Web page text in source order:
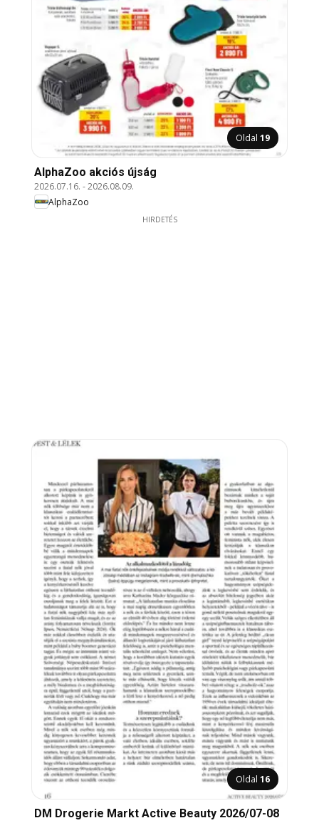
Oldal 19
AlphaZoo akciós újság
2026.07.16. -2026.08.09.
AlphaZoo
HIRDETÉS
Oldal 16
DM Drogerie Markt Active Beauty 2026/07-08